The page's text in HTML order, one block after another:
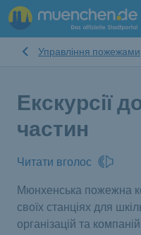
Управління пожежами
Екскурсії
частин
Читати вголос
Мюнхенська пожежна
своїх станціях для
організацій та